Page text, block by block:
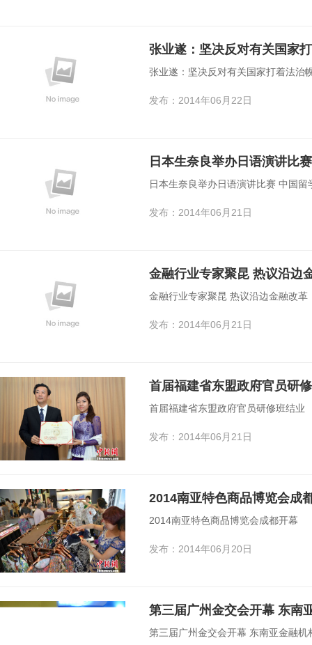
张业遂：坚决反对有关国家
张业遂：坚决反对有关国家打着法治
发布：2014年06月22日
日本生奈良举办日语演讲比
日本生奈良举办日语演讲比赛 中国留
发布：2014年06月21日
金融行业专家聚昆 热议沿边
金融行业专家聚昆 热议沿边金融改革
发布：2014年06月21日
首届福建省东盟政府官员研
首届福建省东盟政府官员研修班结业
发布：2014年06月21日
2014南亚特色商品博览会成
2014南亚特色商品博览会成都开幕
发布：2014年06月20日
第三届广州金交会开幕 东南
第三届广州金交会开幕 东南亚金融机